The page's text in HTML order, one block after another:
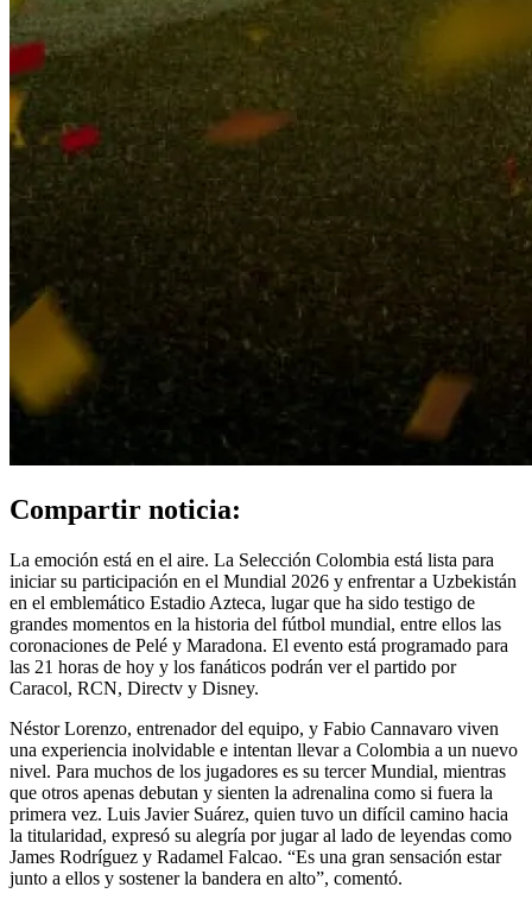
Compartir noticia:
La emoción está en el aire. La Selección Colombia está lista para
iniciar su participación en el Mundial 2026 y enfrentar a Uzbekistán
en el emblemático Estadio Azteca, lugar que ha sido testigo de
grandes momentos en la historia del fútbol mundial, entre ellos las
coronaciones de Pelé y Maradona. El evento está programado para
las 21 horas de hoy y los fanáticos podrán ver el partido por
Caracol, RCN, Directv y Disney.
Néstor Lorenzo, entrenador del equipo, y Fabio Cannavaro viven
una experiencia inolvidable e intentan llevar a Colombia a un nuevo
nivel. Para muchos de los jugadores es su tercer Mundial, mientras
que otros apenas debutan y sienten la adrenalina como si fuera la
primera vez. Luis Javier Suárez, quien tuvo un difícil camino hacia
la titularidad, expresó su alegría por jugar al lado de leyendas como
James Rodríguez y Radamel Falcao. “Es una gran sensación estar
junto a ellos y sostener la bandera en alto”, comentó.